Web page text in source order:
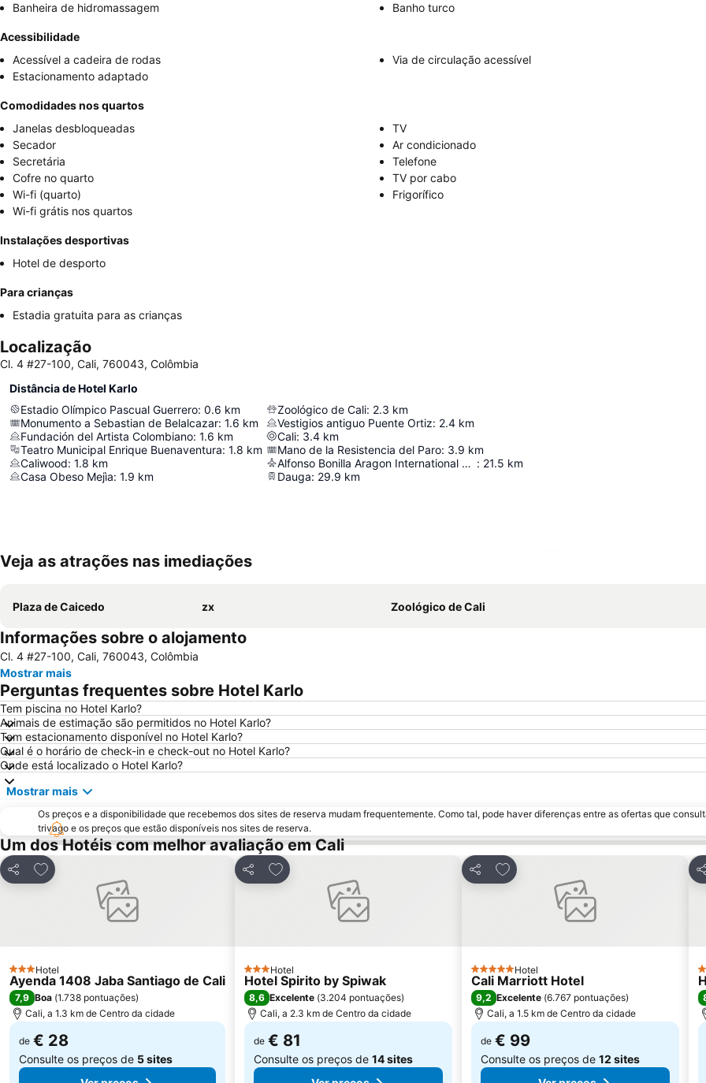
Banheira de hidromassagem
Banho turco
Acessibilidade
Acessível a cadeira de rodas
Via de circulação acessível
Estacionamento adaptado
Comodidades nos quartos
Janelas desbloqueadas
TV
Secador
Ar condicionado
Secretária
Telefone
Cofre no quarto
TV por cabo
Wi-fi (quarto)
Frigorífico
Wi-fi grátis nos quartos
Instalações desportivas
Hotel de desporto
Para crianças
Estadia gratuita para as crianças
Localização
Cl. 4 #27-100, Cali, 760043, Colômbia
Distância de Hotel Karlo
Estadio Olímpico Pascual Guerrero: 0.6 km
Monumento a Sebastian de Belalcazar: 1.6 km
Fundación del Artista Colombiano: 1.6 km
Teatro Municipal Enrique Buenaventura: 1.8 km
Caliwood: 1.8 km
Casa Obeso Mejìa: 1.9 km
Zoológico de Cali: 2.3 km
Vestigios antiguo Puente Ortiz: 2.4 km
Cali: 3.4 km
Mano de la Resistencia del Paro: 3.9 km
Alfonso Bonilla Aragon International Airport : 21.5 km
Dauga: 29.9 km
Veja as atrações nas imediações
Plaza de Caicedo zx Zoológico de Cali
Informações sobre o alojamento
Cl. 4 #27-100, Cali, 760043, Colômbia
Mostrar mais
Perguntas frequentes sobre Hotel Karlo
Tem piscina no Hotel Karlo?
Animais de estimação são permitidos no Hotel Karlo?
Tem estacionamento disponível no Hotel Karlo?
Qual é o horário de check-in e check-out no Hotel Karlo?
Onde está localizado o Hotel Karlo?
Mostrar mais
Os preços e a disponibilidade que recebemos dos sites de reserva mudam frequentemente. Como tal, pode haver diferenças entre as ofertas que
trivago e os preços que estão disponíveis nos sites de reserva.
Um dos Hotéis com melhor avaliação em Cali
Partilhar
Adicionar aos favoritos
3 Estrelas
Hotel
Ayenda 1408 Jaba Santiago de Cali
7,9 Boa (1.738 pontuações)
Cali, a 1.3 km de Centro da cidade
de € 28
Consulte os preços de 5 sites
Partilhar
Adicionar aos favoritos
3 Estrelas
Hotel
Hotel Spirito by Spiwak
8,6 Excelente (3.204 pontuações)
Cali, a 2.3 km de Centro da cidade
de € 81
Consulte os preços de 14 sites
Partilhar
Adicionar aos favoritos
5 EstrelasHotel
Cali Marriott Hotel
9,2 Excelente (6.767 pontuações)
Cali, a 1.5 km de Centro da cidade
de € 99
Consulte os preços de 12 sites